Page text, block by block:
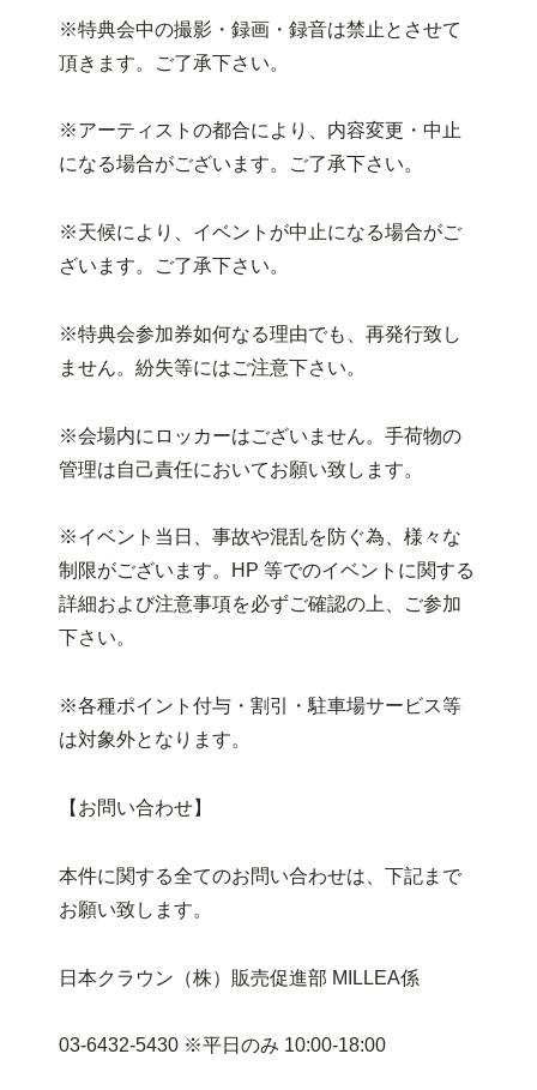
※特典会中の撮影・録画・録音は禁止とさせて
頂きます。ご了承下さい。
※アーティストの都合により、内容変更・中止
になる場合がございます。ご了承下さい。
※天候により、イベントが中止になる場合がご
ざいます。ご了承下さい。
※特典会参加券如何なる理由でも、再発行致し
ません。紛失等にはご注意下さい。
※会場内にロッカーはございません。手荷物の
管理は自己責任においてお願い致します。
※イベント当日、事故や混乱を防ぐ為、様々な
制限がございます。HP 等でのイベントに関する
詳細および注意事項を必ずご確認の上、ご参加
下さい。
※各種ポイント付与・割引・駐車場サービス等
は対象外となります。
【お問い合わせ】
本件に関する全てのお問い合わせは、下記まで
お願い致します。
日本クラウン（株）販売促進部 MILLEA係
03-6432-5430 ※平日のみ 10:00-18:00